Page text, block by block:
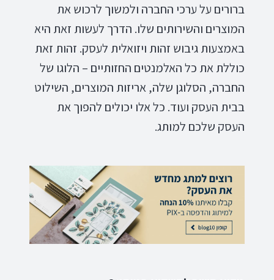
ברורים על ערכי החברה ולמשוך לרכוש את
המוצרים והשירותים שלו. הדרך לעשות זאת היא
באמצעות גיבוש זהות ויזואלית לעסק. זהות זאת
כוללת את כל האלמנטים החזותיים – הלוגו של
החברה, הסלוגן שלה, אריזות המוצרים, השילוט
בבית העסק ועוד. כל אלו יכולים להפוך את
העסק שלכם למותג.